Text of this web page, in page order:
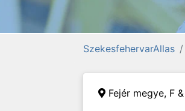
SzekesfehervarAllas
Fejér megye, F